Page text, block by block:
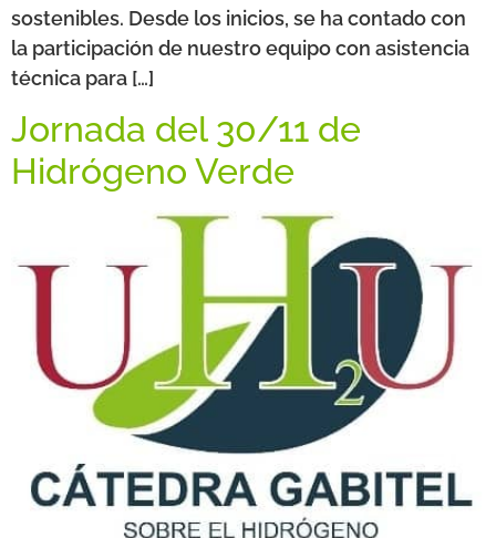
sostenibles. Desde los inicios, se ha contado con
la participación de nuestro equipo con asistencia
técnica para […]
Jornada del 30/11 de
Hidrógeno Verde